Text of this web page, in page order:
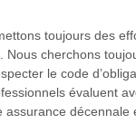
toujours des
cherchons
le code
évaluent
décennale